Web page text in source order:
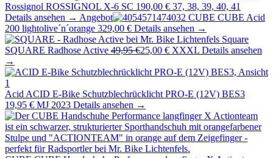
Rossignol ROSSIGNOL X-6 SC 190,00 € 37, 38, 39, 40, 41
Details ansehen → Angebot CUBE CUBE Acid
200 lightolive´n´orange 329,00 € Details ansehen →
Square
SQUARE Radhose Active 49,95 €25,00 € XXXL Details ansehen
→
Acid ACID E-Bike Schutzblechrücklicht PRO-E (12V) BES3
19,95 € MJ 2023 Details ansehen →